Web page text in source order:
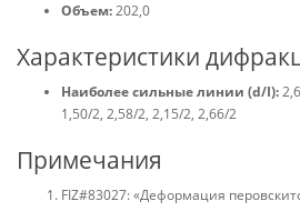
Объем:202,0
Характеристики
Наиболее сильные линии (d/I):
1,50/2, 2,58/2, 2,15/2, 2,66/2
Примечания
FIZ#83027: «Деформация